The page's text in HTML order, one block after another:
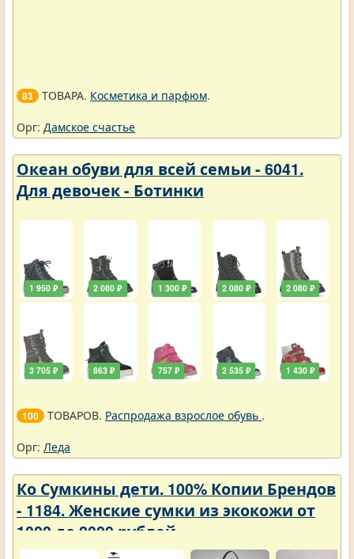
83 ТОВАРА. Косметика и парфюм.
Орг: Дамское счастье
Океан обуви для всей семьи - 6041.
Для девочек - Ботинки
1 950 ₽
3 705 ₽
2 080 ₽
863 ₽
1 300 ₽
757 ₽
2 080 ₽
2 535 ₽
2 080 ₽
1 430 ₽
100 ТОВАРОВ. Распродажа взрослое обувь .
Орг: Леда
Ко Сумкины дети. 100% Копии Брендов
- 1184. Женские сумки из экокожи от
1000 до 2000 рублей